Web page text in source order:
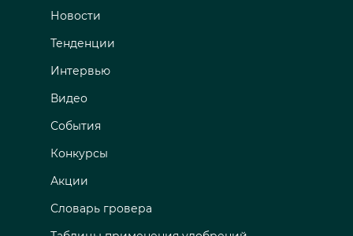
Новости
Тенденции
Интервью
Видео
События
Конкурсы
Акции
Словарь гровера